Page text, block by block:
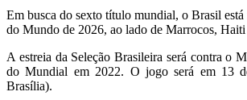
Em busca do sexto título mundial, o Brasil
do Mundo de 2026, ao lado de Marrocos, Haiti
A estreia da Seleção Brasileira será contra o
do Mundial em 2022. O jogo será em 13
Brasília).